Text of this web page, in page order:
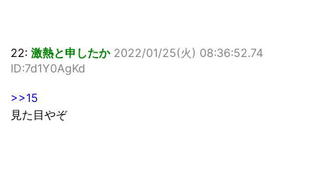
22: 激熱と申したか 2022/01/25(火) 08:36:52.74
ID:7d1Y0AgKd
>>15
見た目やぞ